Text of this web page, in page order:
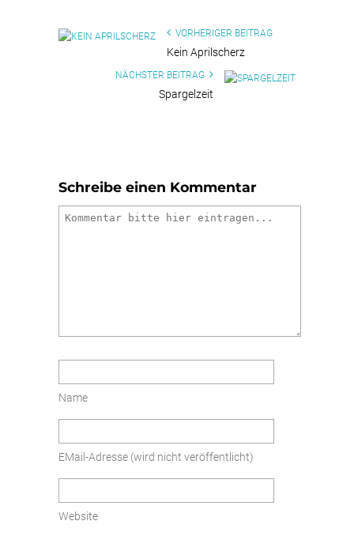
VORHERIGER BEITRAG
Kein Aprilscherz
NÄCHSTER BEITRAG
Spargelzeit
Schreibe einen Kommentar
Name
EMail-Adresse (wird nicht veröffentlicht)
Website